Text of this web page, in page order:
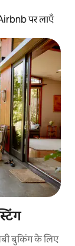
पर लाएँ
बुकिंग के लिए